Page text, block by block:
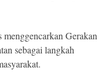
Gerakan
sebagai langkah